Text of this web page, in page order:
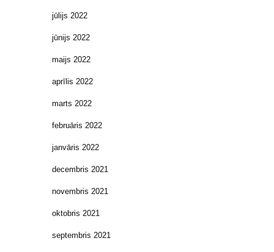
jūlijs 2022
jūnijs 2022
maijs 2022
aprīlis 2022
marts 2022
februāris 2022
janvāris 2022
decembris 2021
novembris 2021
oktobris 2021
septembris 2021